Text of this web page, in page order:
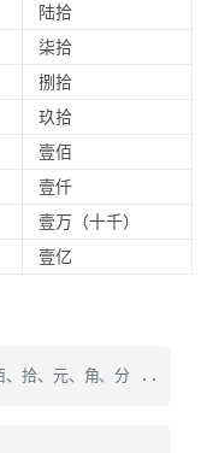
陆拾
柒拾
捌拾
玖拾
壹佰
壹仟
壹万（十千）
壹亿
、拾、元、角、分 ..